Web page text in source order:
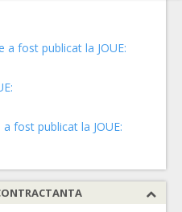
a fost publicat la JOUE:
fost publicat la JOUE: